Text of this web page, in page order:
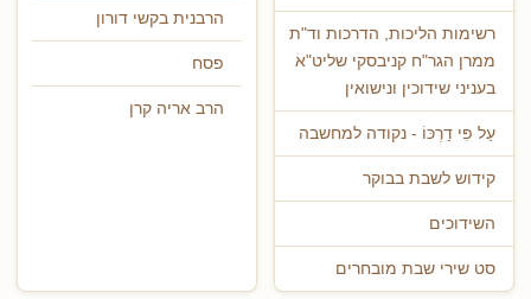
רשימות הליכות, הדרכות וד"ת
ממרן הגר"ח קניבסקי שליט"א
בעניני שידוכין ונישואין
עַל פִּי דַרְכּוֹ - נקודה למחשבה
קידוש לשבת בבוקר
השידוכים
סט שירי שבת מובחרים
הרבנית בקשי דורון
פסח
הרב אריה קרן